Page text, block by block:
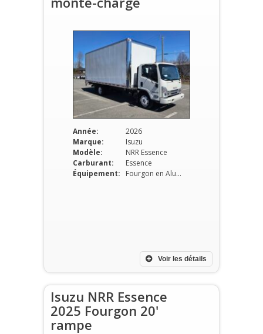
Année:
2026
Marque:
Isuzu
Modèle:
NRR Essence
Carburant:
Essence
Équipement:
Fourgon en Aluminium
Voir les détails
Isuzu NRR Essence
2025 Fourgon 20'
rampe